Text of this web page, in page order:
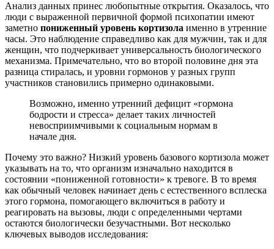
Анализ данных принес любопытные открытия. Оказалось, что
люди с выраженной первичной формой психопатии имеют
заметно пониженный уровень кортизола именно в утренние
часы. Это наблюдение справедливо как для мужчин, так и для
женщин, что подчеркивает универсальность биологического
механизма. Примечательно, что во второй половине дня эта
разница стиралась, и уровни гормонов у разных групп
участников становились примерно одинаковыми.
Возможно, именно утренний дефицит «гормона
бодрости и стресса» делает таких личностей
невосприимчивыми к социальным нормам в
начале дня.
Почему это важно? Низкий уровень базового кортизола может
указывать на то, что организм изначально находится в
состоянии «пониженной готовности» к тревоге. В то время
как обычный человек начинает день с естественного всплеска
этого гормона, помогающего включиться в работу и
реагировать на вызовы, люди с определенными чертами
остаются биологически безучастными. Вот несколько
ключевых выводов исследования: